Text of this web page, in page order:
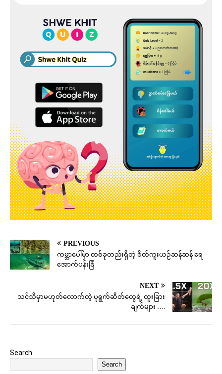
PREVIOUS
ကမ္ဘာပေါ်မှာ တစ်ခုတည်းရှိတဲ့ စိတ်ကူးယဉ်ဆန်ဆန် ရေ
အောက်ပန်းခြံ
NEXT
သင်သိမှာမဟုတ်လောက်တဲ့ ပုရွက်ဆိတ်တွေရဲ့ ထူးခြား
ချက်များ ….
Search
Search